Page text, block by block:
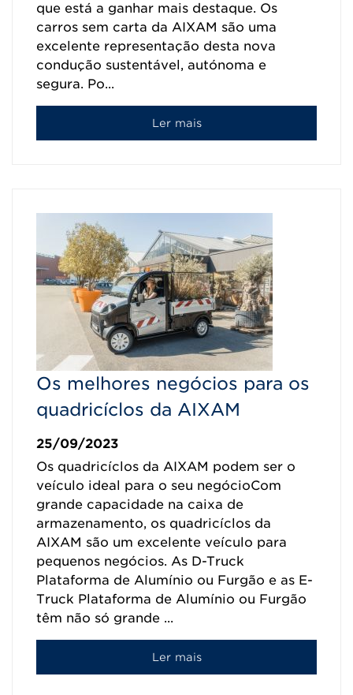
que está a ganhar mais destaque. Os
carros sem carta da AIXAM são uma
excelente representação desta nova
condução sustentável, autónoma e
segura. Po...
Ler mais
Os melhores negócios para os
quadricíclos da AIXAM
25/09/2023
Os quadricíclos da AIXAM podem ser o
veículo ideal para o seu negócioCom
grande capacidade na caixa de
armazenamento, os quadricíclos da
AIXAM são um excelente veículo para
pequenos negócios. As D-Truck
Plataforma de Alumínio ou Furgão e as E-
Truck Plataforma de Alumínio ou Furgão
têm não só grande ...
Ler mais